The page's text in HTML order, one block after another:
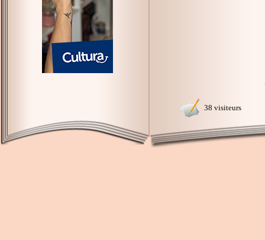
38 visiteurs